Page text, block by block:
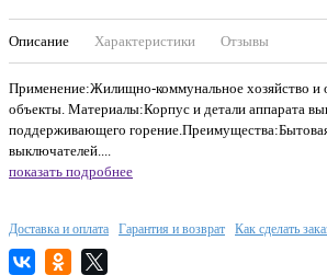
Описание Характеристики Отзывы
Применение:Жилищно-коммунальное хозяйство и
объекты. Материалы:Корпус и детали аппарата
поддерживающего
выключателей....
показать подробнее
Доставка и оплата Гарантия и возврат Как сделать